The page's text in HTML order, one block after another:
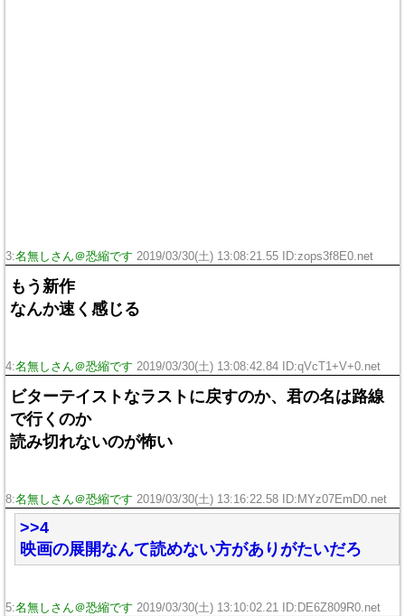
3:名無しさん＠恐縮です 2019/03/30(土) 13:08:21.55 ID:zops3f8E0.net
もう新作
なんか速く感じる
4:名無しさん＠恐縮です 2019/03/30(土) 13:08:42.84 ID:qVcT1+V+0.net
ビターテイストなラストに戻すのか、君の名は路線
で行くのか
読み切れないのが怖い
8:名無しさん＠恐縮です 2019/03/30(土) 13:16:22.58 ID:MYz07EmD0.net
>>4
映画の展開なんて読めない方がありがたいだろ
5:名無しさん＠恐縮です 2019/03/30(土) 13:10:02.21 ID:DE6Z809R0.net